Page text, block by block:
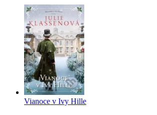
Vianoce v Ivy Hille